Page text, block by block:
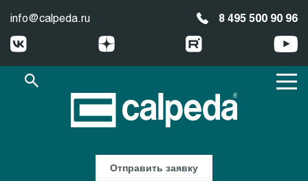
info@calpeda.ru 8 495 500 90 96
Отправить заявку